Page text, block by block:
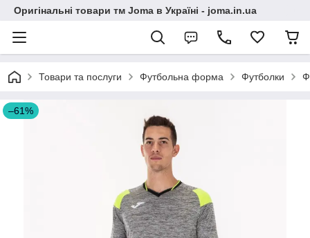
Оригінальні товари тм Joma в Україні - joma.in.ua
Товари та послуги Футбольна форма Футболки
–61%